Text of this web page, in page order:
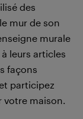
des
mur de son
murale
leurs articles
façons
participez
votre maison.